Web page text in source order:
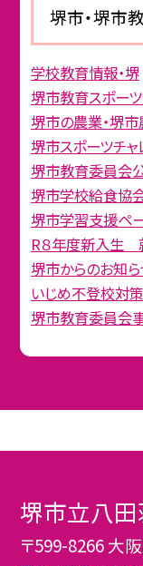
堺市・堺市
学校教育情報・堺
堺市教育スポー
堺市の農業・堺
堺市スポーツチャ
堺市教育委員会
堺市学校給食協会
堺市学習支援ペ
R８年度新入生
堺市からのお知
いじめ不登校対
堺市教育委員会
堺市立八
〒599-8266 大